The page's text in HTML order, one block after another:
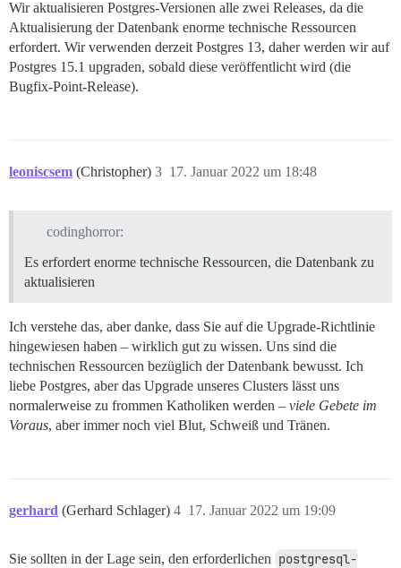
Wir aktualisieren Postgres-Versionen alle zwei Releases, da die
Aktualisierung der Datenbank enorme technische Ressourcen
erfordert. Wir verwenden derzeit Postgres 13, daher werden wir auf
Postgres 15.1 upgraden, sobald diese veröffentlicht wird (die
Bugfix-Point-Release).
leoniscsem (Christopher) 17. Januar 2022 um 18:48
3
codinghorror:
Es erfordert enorme technische Ressourcen, die Datenbank zu
aktualisieren
Ich verstehe das, aber danke, dass Sie auf die Upgrade-Richtlinie
hingewiesen haben – wirklich gut zu wissen. Uns sind die
technischen Ressourcen bezüglich der Datenbank bewusst. Ich
liebe Postgres, aber das Upgrade unseres Clusters lässt uns
normalerweise zu frommen Katholiken werden – viele Gebete im
Voraus, aber immer noch viel Blut, Schweiß und Tränen.
gerhard (Gerhard Schlager) 17. Januar 2022 um 19:09
4
Sie sollten in der Lage sein, den erforderlichen postgresql-